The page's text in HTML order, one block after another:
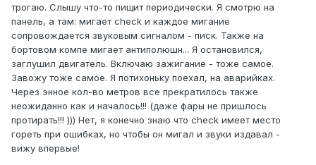
трогаю. Слышу что-то пищит периодически. Я смотрю на
панель, а там: мигает check и каждое мигание
сопровождается звуковым сигналом - писк. Также на
бортовом компе мигает антиполюшн... Я остановился,
заглушил двигатель. Включаю зажигание - тоже самое.
Завожу тоже самое. Я потихоньку поехал, на аварийках.
Через энное кол-во метров все прекратилось также
неожиданно как и началось!!! (даже фары не пришлось
протирать!!! ))) Нет, я конечно знаю что check имеет место
гореть при ошибках, но чтобы он мигал и звуки издавал -
вижу впервые!